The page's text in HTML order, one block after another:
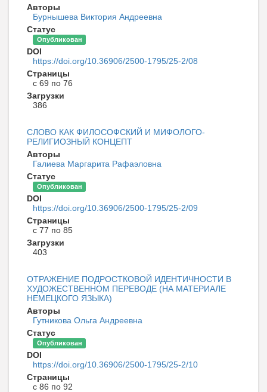
Авторы
Бурнышева Виктория Андреевна
Статус
Опубликован
DOI
https://doi.org/10.36906/2500-1795/25-2/08
Страницы
с 69 по 76
Загрузки
386
СЛОВО КАК ФИЛОСОФСКИЙ И МИФОЛОГО-
РЕЛИГИОЗНЫЙ КОНЦЕПТ
Авторы
Галиева Маргарита Рафаэловна
Статус
Опубликован
DOI
https://doi.org/10.36906/2500-1795/25-2/09
Страницы
с 77 по 85
Загрузки
403
ОТРАЖЕНИЕ ПОДРОСТКОВОЙ ИДЕНТИЧНОСТИ В
ХУДОЖЕСТВЕННОМ ПЕРЕВОДЕ (НА МАТЕРИАЛЕ
НЕМЕЦКОГО ЯЗЫКА)
Авторы
Гутникова Ольга Андреевна
Статус
Опубликован
DOI
https://doi.org/10.36906/2500-1795/25-2/10
Страницы
с 86 по 92